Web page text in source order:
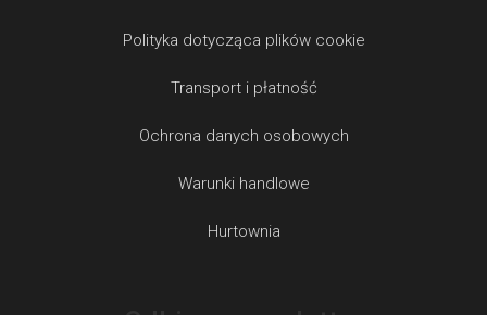
Polityka dotycząca plików cookie
Transport i płatność
Ochrona danych osobowych
Warunki handlowe
Hurtownia